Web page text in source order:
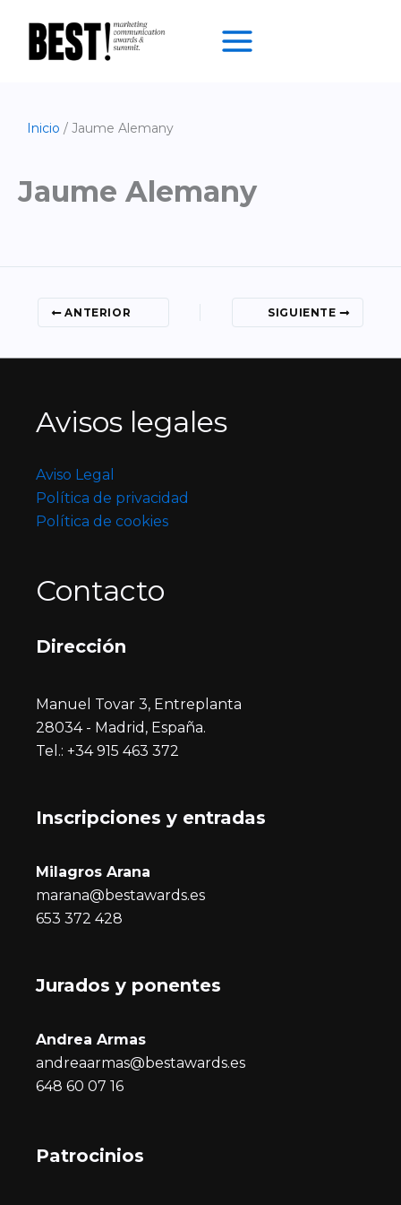
contenido
Inicio Jaume Alemany
Jaume Alemany
ANTERIOR SIGUIENTE
Avisos legales
Aviso Legal
Política de privacidad
Política de cookies
Contacto
Dirección
Manuel Tovar 3, Entreplanta
28034 - Madrid, España.
Tel.: +34 915 463 372
Inscripciones y entradas
Milagros Arana
marana@bestawards.es
653 372 428
Jurados y ponentes
Andrea Armas
andreaarmas@bestawards.es
648 60 07 16
Patrocinios